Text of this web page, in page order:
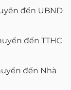
đến UBND
đến TTHC
đến Nhà